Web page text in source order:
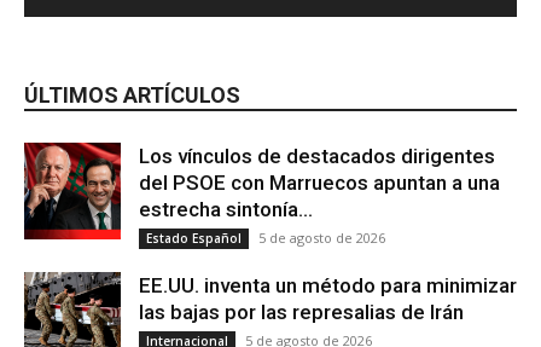
ÚLTIMOS ARTÍCULOS
Los vínculos de destacados dirigentes
del PSOE con Marruecos apuntan a una
estrecha sintonía...
Estado Español 5 de agosto de 2026
EE.UU. inventa un método para minimizar
las bajas por las represalias de Irán
Internacional 5 de agosto de 2026